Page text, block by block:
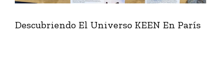
Descubriendo El Universo KEEN En París